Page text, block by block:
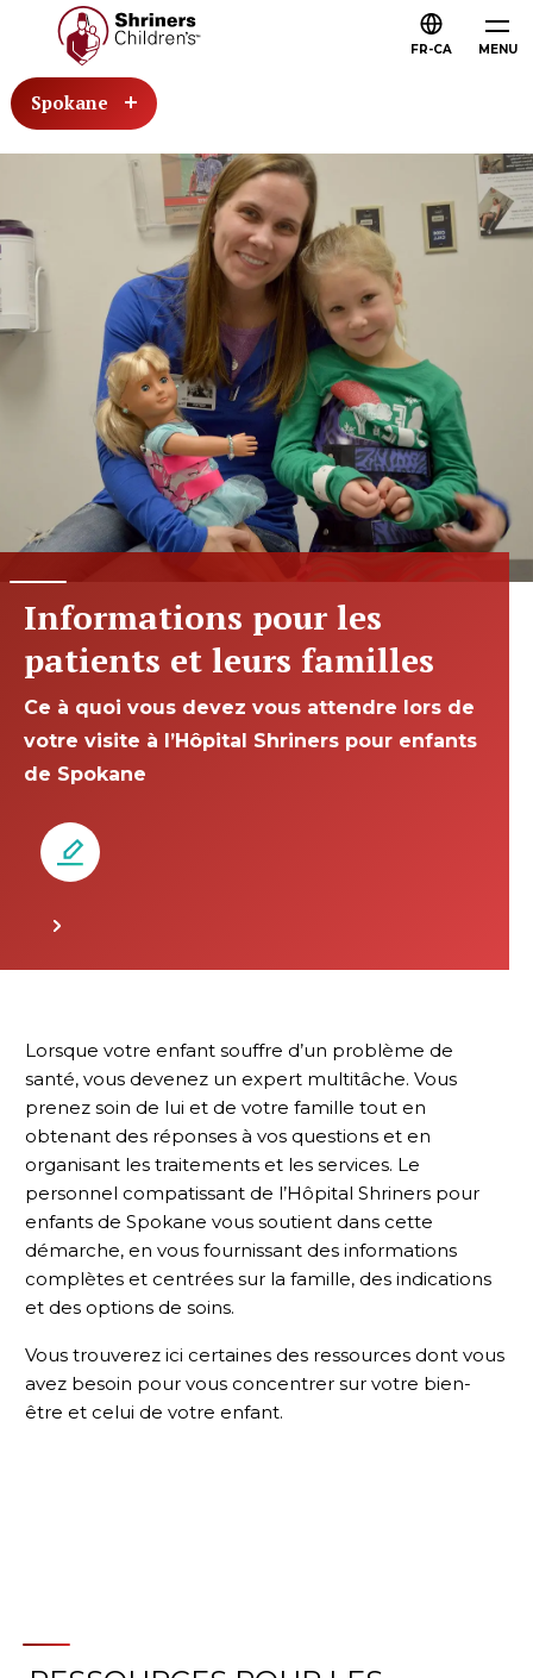
MENU
FR-CA
Spokane
Informations pour les
patients et leurs familles
Ce à quoi vous devez vous attendre lors de
votre visite à l’Hôpital Shriners pour enfants
de Spokane
Lorsque votre enfant souffre d’un problème de
santé, vous devenez un expert multitâche. Vous
prenez soin de lui et de votre famille tout en
obtenant des réponses à vos questions et en
organisant les traitements et les services. Le
personnel compatissant de l’Hôpital Shriners pour
enfants de Spokane vous soutient dans cette
démarche, en vous fournissant des informations
complètes et centrées sur la famille, des indications
et des options de soins.
Vous trouverez ici certaines des ressources dont vous
avez besoin pour vous concentrer sur votre bien-
être et celui de votre enfant.